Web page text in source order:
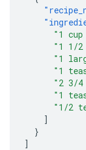
"1
"1 1/2
"1
"1
"2 3/4
"1
"1/2
]
}
]